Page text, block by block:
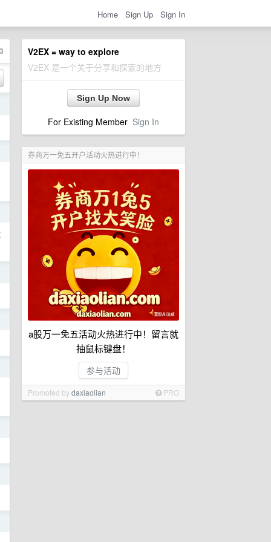
Home Sign Up Sign In
V2EX = way to explore
V2EX 是一个关于分享和探索的地方
Sign Up Now
For Existing Member Sign In
券商万一免五开户活动火热进行中！
a股万一免五活动火热进行中！留言就
抽鼠标键盘！
参与活动
Promoted bydaxiaolian PRO